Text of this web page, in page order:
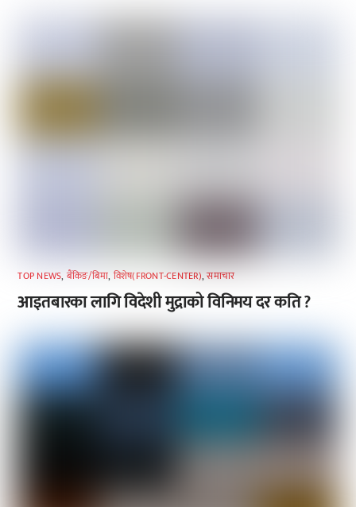
TOP NEWS,बैंकिङ/बिमा, विशेष(FRONT-CENTER),समाचार
आइतबारका लागि विदेशी मुद्राको विनिमय दर कति ?